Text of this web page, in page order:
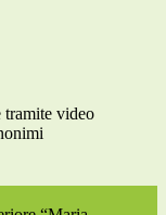
tramite video